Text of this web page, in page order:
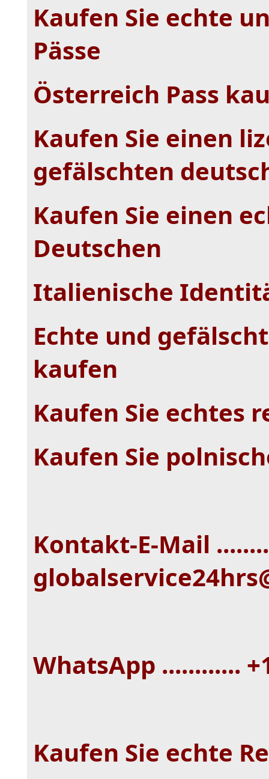
Kaufen Sie echte
Pässe
Österreich Pass
Kaufen Sie einen
gefälschten
Kaufen Sie einen
Deutschen
Italienische
Echte und
kaufen
Kaufen Sie echtes
Kaufen Sie
Kontakt-E-Mail ........
WhatsApp ............
Kaufen Sie echte